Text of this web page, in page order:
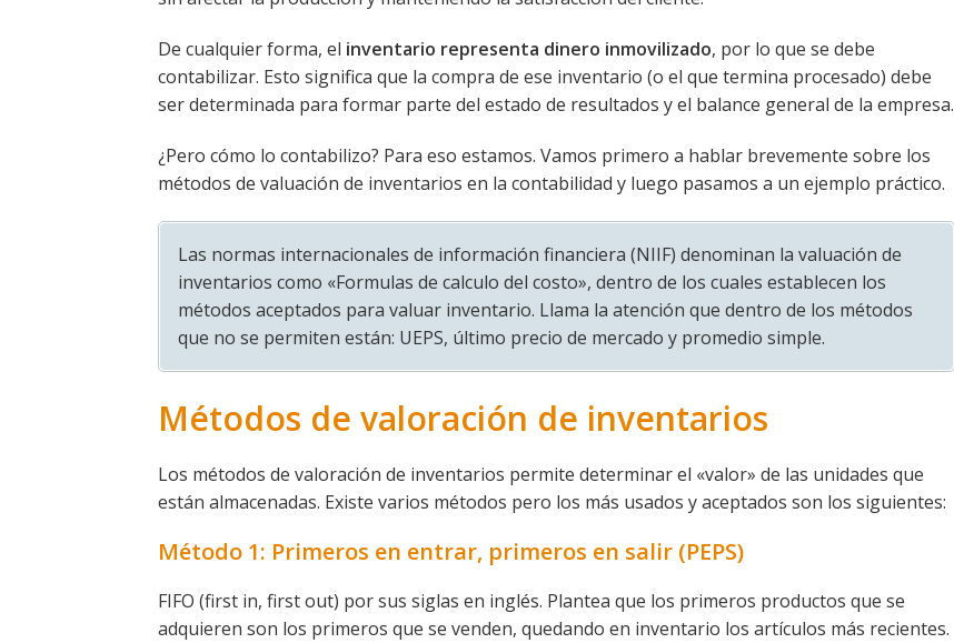
De cualquier forma, el inventario representa dinero inmovilizado, por lo que se debe
contabilizar. Esto significa que la compra de ese inventario (o el que termina procesado) debe
ser determinada para formar parte del estado de resultados y el balance general de la empresa.
¿Pero cómo lo contabilizo? Para eso estamos. Vamos primero a hablar brevemente sobre los
métodos de valuación de inventarios en la contabilidad y luego pasamos a un ejemplo práctico.
Las normas internacionales de información financiera (NIIF) denominan la valuación de
inventarios como «Formulas de calculo del costo», dentro de los cuales establecen los
métodos aceptados para valuar inventario. Llama la atención que dentro de los métodos
que no se permiten están: UEPS, último precio de mercado y promedio simple.
Métodos de valoración de inventarios
Los métodos de valoración de inventarios permite determinar el «valor» de las unidades que
están almacenadas. Existe varios métodos pero los más usados y aceptados son los siguientes:
Método 1: Primeros en entrar, primeros en salir (PEPS)
FIFO (first in, first out) por sus siglas en inglés. Plantea que los primeros productos que se
adquieren son los primeros que se venden, quedando en inventario los artículos más recientes.